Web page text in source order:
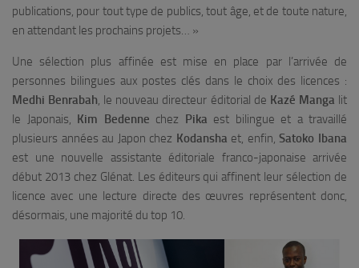
publications, pour tout type de publics, tout âge, et de toute nature,
en attendant les prochains projets… »
Une sélection plus affinée est mise en place par l’arrivée de
personnes bilingues aux postes clés dans le choix des licences :
Medhi Benrabah, le nouveau directeur éditorial de Kazé Manga lit
le Japonais, Kim Bedenne chez Pika est bilingue et a travaillé
plusieurs années au Japon chez Kodansha et, enfin,Satoko Ibana
est une nouvelle assistante éditoriale franco-japonaise arrivée
début 2013 chez Glénat. Les éditeurs qui affinent leur sélection de
licence avec une lecture directe des œuvres représentent donc,
désormais, une majorité du top 10.